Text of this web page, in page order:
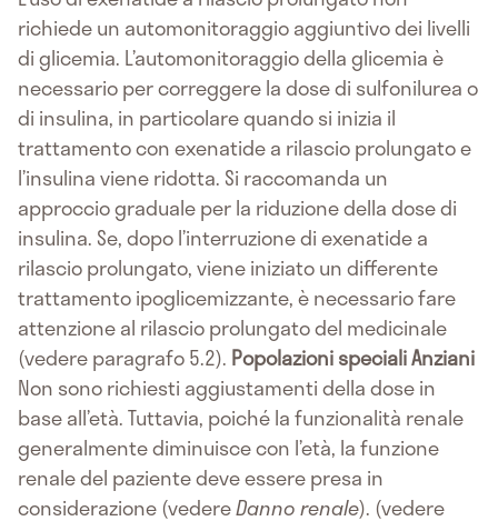
richiede un automonitoraggio aggiuntivo dei livelli
di glicemia. L’automonitoraggio della glicemia è
necessario per correggere la dose di sulfonilurea o
di insulina, in particolare quando si inizia il
trattamento con exenatide a rilascio prolungato e
l’insulina viene ridotta. Si raccomanda un
approccio graduale per la riduzione della dose di
insulina. Se, dopo l’interruzione di exenatide a
rilascio prolungato, viene iniziato un differente
trattamento ipoglicemizzante, è necessario fare
attenzione al rilascio prolungato del medicinale
(vedere paragrafo 5.2). Popolazioni specialiAnziani
Non sono richiesti aggiustamenti della dose in
base all’età. Tuttavia, poiché la funzionalità renale
generalmente diminuisce con l’età, la funzione
renale del paziente deve essere presa in
considerazione (vedereDanno renale). (vedere